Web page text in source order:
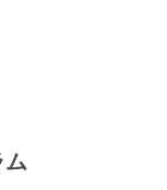
ム